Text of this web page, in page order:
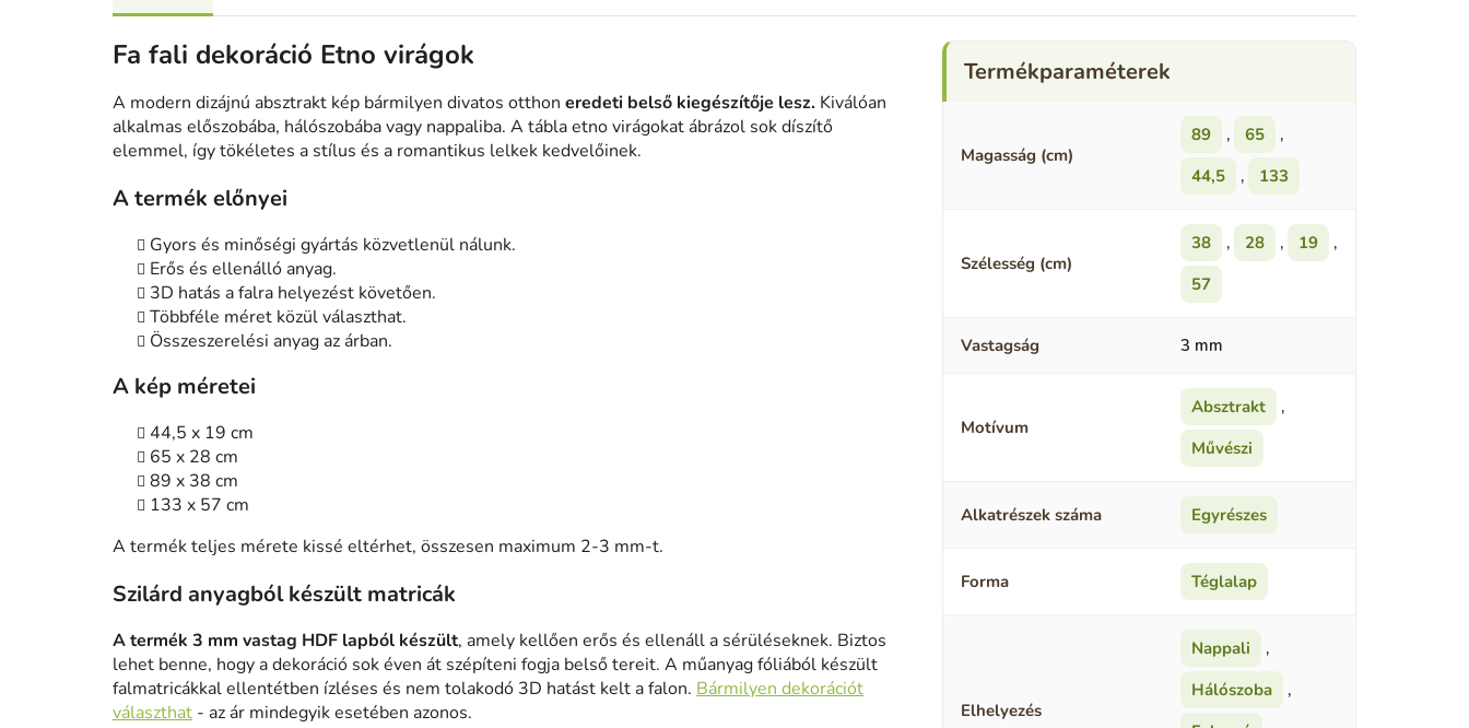
Fa fali dekoráció Etno virágok
A modern dizájnú absztrakt kép bármilyen divatos otthon eredeti belső kiegészítője lesz. Kiválóan
alkalmas előszobába, hálószobába vagy nappaliba. A tábla etno virágokat ábrázol sok díszítő
elemmel, így tökéletes a stílus és a romantikus lelkek kedvelőinek.
A termék előnyei
Gyors és minőségi gyártás közvetlenül nálunk.
Erős és ellenálló anyag.
3D hatás a falra helyezést követően.
Többféle méret közül választhat.
Összeszerelési anyag az árban.
A kép méretei
44,5 x 19 cm
65 x 28 cm
89 x 38 cm
133 x 57 cm
A termék teljes mérete kissé eltérhet, összesen maximum 2-3 mm-t.
Szilárd anyagból készült matricák
A termék 3 mm vastag HDF lapból készült, amely kellően erős és ellenáll a sérüléseknek. Biztos
lehet benne, hogy a dekoráció sok éven át szépíteni fogja belső tereit. A műanyag fóliából készült
falmatricákkal ellentétben ízléses és nem tolakodó 3D hatást kelt a falon. Bármilyen dekorációt
választhat - az ár mindegyik esetében azonos.
Magasság (cm)
89 , 65
,
44,5
, 133
Szélesség (cm)
38 , 28 , 19
,
57
Vastagság 3 mm
Motívum
Absztrakt
,
Művészi
Alkatrészek száma Egyrészes
Forma Téglalap
Elhelyezés
Nappali
,
Hálószoba
,